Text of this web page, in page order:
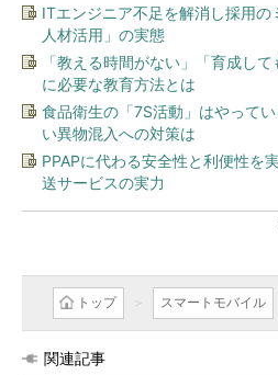
ITエンジニア不足を解消し採用
人材活用」の実態
「教える時間がない」「育成し
に必要な教育方法とは
食品衛生の「7S活動」はやっ
い異物混入への対策は
PPAPに代わる安全性と利便性を
送サービスの実力
トップ スマートモバイル
関連記事